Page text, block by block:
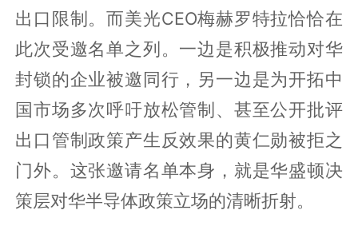
出口限制。而美光CEO梅赫罗特拉恰恰在
此次受邀名单之列。一边是积极推动对华
封锁的企业被邀同行，另一边是为开拓中
国市场多次呼吁放松管制、甚至公开批评
出口管制政策产生反效果的黄仁勋被拒之
门外。这张邀请名单本身，就是华盛顿决
策层对华半导体政策立场的清晰折射。